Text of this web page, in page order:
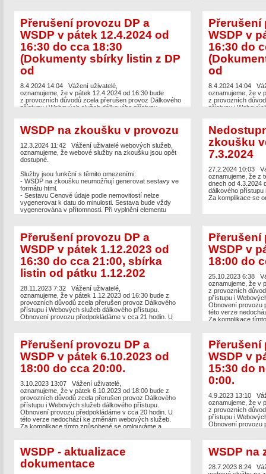
děkujeme za
Přerušení provozu DP a
WSDP v pátek 12.4.2024 od
16:30 do cca 18:30
(Dokumenty sbírky listin z DP
od
8.4.2024 14:04 Vážení uživatelé,
oznamujeme, že v pátek 12.4.2024 od 16:30 bude
z provozních důvodů zcela přerušen provoz Dálkového
přístupu i Webových služeb dálkového přístupu.
Dokumenty sbírky listin poskytované přes Dálkový
přístup nebudou dostupné od pátku 12.4.2024 od 15:30
do soboty 13. 4. 2024 do cca 18:00.
Za komplikace tímto způsobené se omlouváme a
děkujeme za pochopení.
Přerušení
WSDP v
16:30 do
od
8.4.2024 14:04
oznamujeme, že v
z provozních
přístupu i
Dokumenty sbírky
přístup nebudou
do soboty 13. 4.
Za komplikace
děkujeme za
WSDP na zkoušku v provozu
12.3.2024 11:42 Vážení uživatelé webových služeb,
oznamujeme, že webové služby na zkoušku jsou opět
dostupné.
Služby jsou funkční s těmito omezeními:
- WSDP na zkoušku neumožňují generovat sestavy ve
formátu html.
- Sestavu Cenové údaje podle nemovitostí nelze
vygenerovat k datu do minulosti. Sestava bude vždy
vygenerována v přítomnosti. Při vyplnění elementu
prostřednictvím WSDP na zkoušku neodpovídají
správným hodnotám, a proto na ně nelze brát ohled.
Problematika bude vyřešena s nasazením změn
vyplývající z novely Vyhlášky o poskytování údajů z KN.
Omlouváme se za komplikace a děkujeme za
zkoušku
7.3.2024
27.2.2024 10:03
oznamujeme, že z
dnech od 4.3.2024
dálkového přístupu
Za komplikace se
Přerušení provozu DP a
WSDP v pátek 1.12.2023 od
16:30 do cca 21:00, sbírka
listin od pátku 1.12.202
28.11.2023 7:32 Vážení uživatelé,
oznamujeme, že v pátek 1.12.2023 od 16:30 bude z
provozních důvodů zcela přerušen provoz Dálkového
přístupu i Webových služeb dálkového přístupu.
Obnovení provozu předpokládáme v cca 21 hodin. U
14:30 do soboty 2.12.2023 do cca 12:00.
Za komplikace tímto způsobené se omlouváme a
děkujeme za pochopení.
Přerušení
WSDP v
18:00 do
25.10.2023 6:38
oznamujeme, že v
z provozních
přístupu i
Obnovení provozu
této verze
Za komplikace
Přerušení provozu DP a
WSDP v pátek 6.10.2023 od
18:00 do cca 20:00.
3.10.2023 13:07 Vážení uživatelé,
oznamujeme, že v pátek 6.10.2023 od 18:00 bude z
provozních důvodů zcela přerušen provoz Dálkového
přístupu i Webových služeb dálkového přístupu.
Obnovení provozu předpokládáme v cca 20 hodin. U
této verze nedochází ke změnám webových služeb.
Za komplikace tímto způsobené se omlouváme a
Přerušení
WSDP v
15:30 do
0:00.
4.9.2023 13:10
oznamujeme, že v
z provozních
přístupu i
Obnovení provozu
KN/Aplikace-DP-
děkujeme za
WSDP - aktualizace
dokumentace
WSDP na
28.7.2023 8:24